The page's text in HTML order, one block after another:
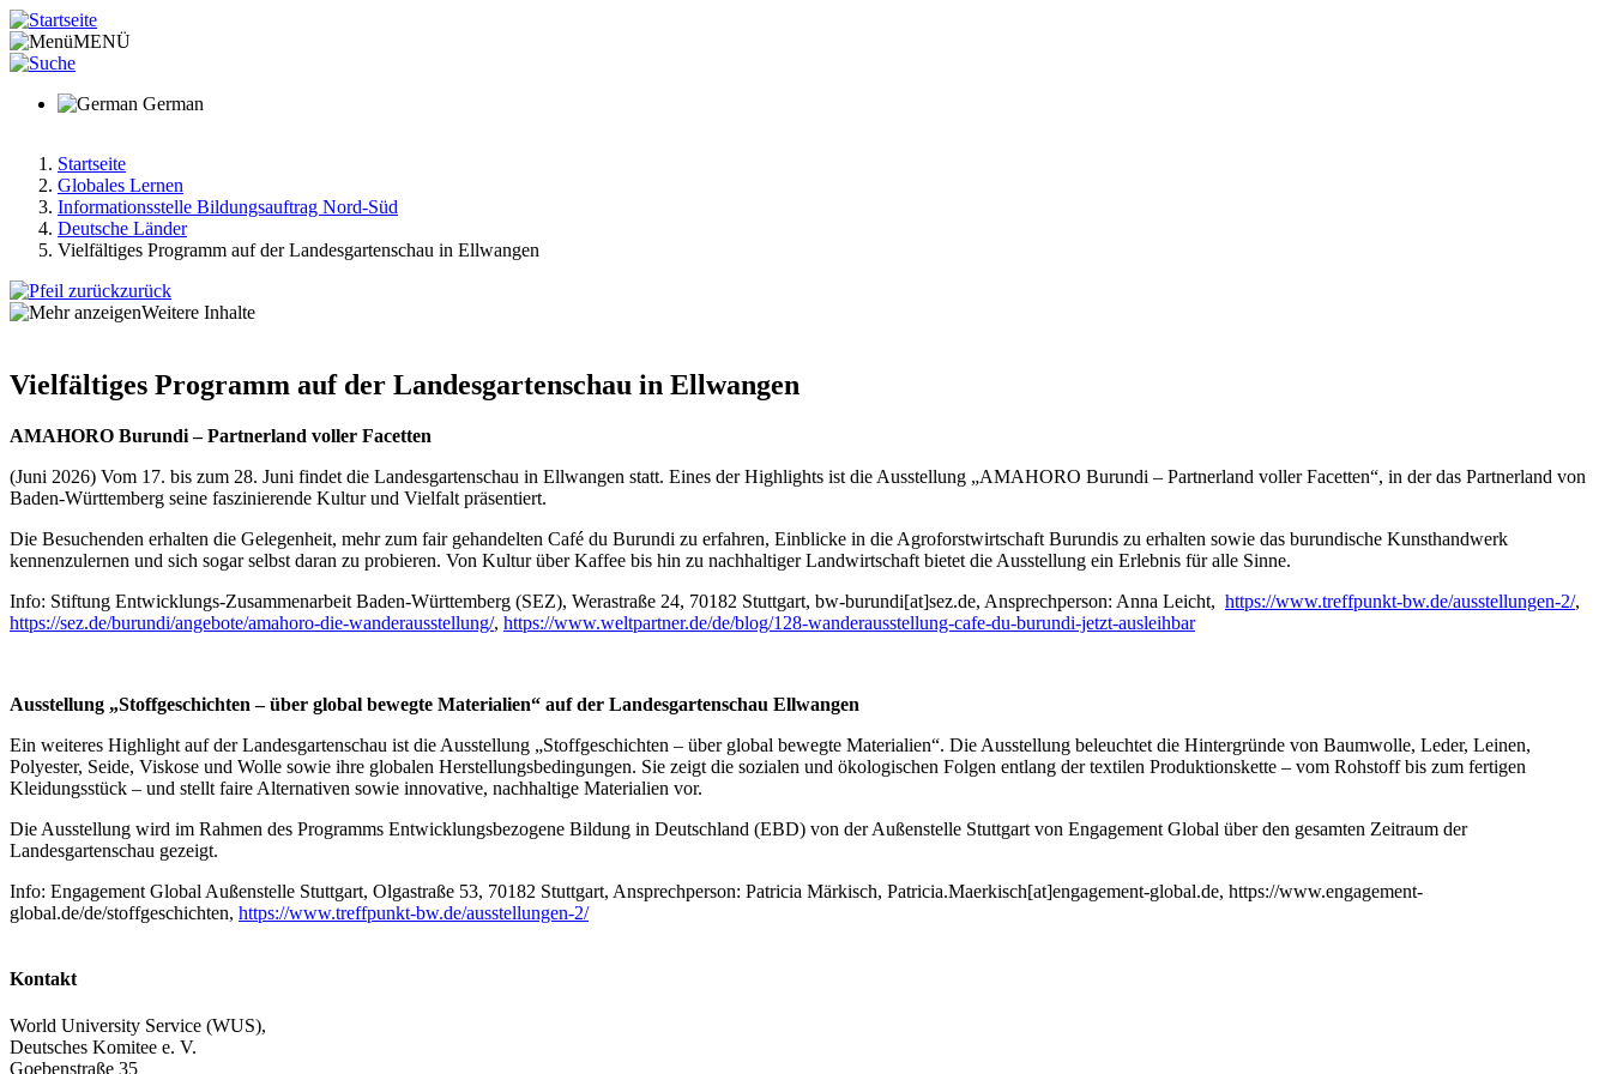
Direkt
zum
Inhalt
MENÜ
German
Pfadnavigation
Startseite
Globales Lernen
Informationsstelle Bildungsauftrag Nord-Süd
Deutsche Länder
Vielfältiges Programm auf der Landesgartenschau in Ellwangen
zurück
Weitere Inhalte
Vielfältiges Programm auf der Landesgartenschau in Ellwangen
AMAHORO Burundi – Partnerland voller Facetten
(Juni 2026) Vom 17. bis zum 28. Juni findet die Landesgartenschau in Ellwangen statt. Eines der Highlights ist die Ausstellung „AMAHORO Burundi – Partnerland voller Facetten“, in der das Partnerland von
Baden-Württemberg seine faszinierende Kultur und Vielfalt präsentiert.
Die Besuchenden erhalten die Gelegenheit, mehr zum fair gehandelten Café du Burundi zu erfahren, Einblicke in die Agroforstwirtschaft Burundis zu erhalten sowie das burundische Kunsthandwerk
kennenzulernen und sich sogar selbst daran zu probieren. Von Kultur über Kaffee bis hin zu nachhaltiger Landwirtschaft bietet die Ausstellung ein Erlebnis für alle Sinne.
Info: Stiftung Entwicklungs-Zusammenarbeit Baden-Württemberg (SEZ), Werastraße 24, 70182 Stuttgart, bw-burundi[at]sez.de, Ansprechperson: Anna Leicht, https://www.treffpunkt-bw.de/ausstellungen-2/,
https://sez.de/burundi/angebote/amahoro-die-wanderausstellung/, https://www.weltpartner.de/de/blog/128-wanderausstellung-cafe-du-burundi-jetzt-ausleihbar
Ausstellung „Stoffgeschichten – über global bewegte Materialien“ auf der Landesgartenschau Ellwangen
Ein weiteres Highlight auf der Landesgartenschau ist die Ausstellung „Stoffgeschichten – über global bewegte Materialien“. Die Ausstellung beleuchtet die Hintergründe von Baumwolle, Leder, Leinen,
Polyester, Seide, Viskose und Wolle sowie ihre globalen Herstellungsbedingungen. Sie zeigt die sozialen und ökologischen Folgen entlang der textilen Produktionskette – vom Rohstoff bis zum fertigen
Kleidungsstück – und stellt faire Alternativen sowie innovative, nachhaltige Materialien vor.
Die Ausstellung wird im Rahmen des Programms Entwicklungsbezogene Bildung in Deutschland (EBD) von der Außenstelle Stuttgart von Engagement Global über den gesamten Zeitraum der
Landesgartenschau gezeigt.
Info: Engagement Global Außenstelle Stuttgart, Olgastraße 53, 70182 Stuttgart, Ansprechperson: Patricia Märkisch, Patricia.Maerkisch[at]engagement-global.de, https://www.engagement-
global.de/de/stoffgeschichten, https://www.treffpunkt-bw.de/ausstellungen-2/
Kontakt
World University Service (WUS),
Deutsches Komitee e. V.
Goebenstraße 35